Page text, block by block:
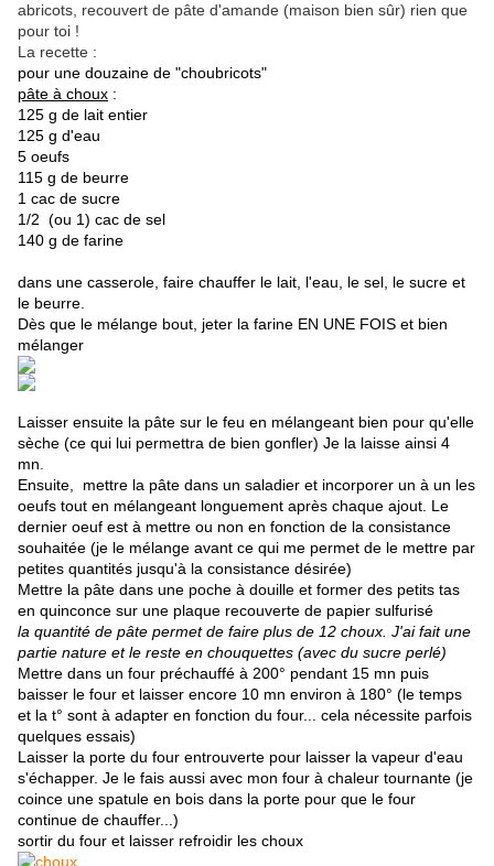
abricots, recouvert de pâte d'amande (maison bien sûr) rien que
pour toi !
La recette :
pour une douzaine de "choubricots"
pâte à choux :
125 g de lait entier
125 g d'eau
5 oeufs
115 g de beurre
1 cac de sucre
1/2 (ou 1) cac de sel
140 g de farine
dans une casserole, faire chauffer le lait, l'eau, le sel, le sucre et
le beurre.
Dès que le mélange bout, jeter la farine EN UNE FOIS et bien
mélanger
Laisser ensuite la pâte sur le feu en mélangeant bien pour qu'elle
sèche (ce qui lui permettra de bien gonfler) Je la laisse ainsi 4
mn
Ensuite, mettre la pâte dans un saladier et incorporer un à un les
oeufs tout en mélangeant longuement après chaque ajout. Le
dernier oeuf est à mettre ou non en fonction de la consistance
souhaitée (je le mélange avant ce qui me permet de le mettre par
petites quantités jusqu'à la consistance désirée)
Mettre la pâte dans une poche à douille et former des petits tas
en quinconce sur une plaque recouverte de papier sulfurisé
la quantité de pâte permet de faire plus de 12 choux. J'ai fait une
partie nature et le reste en chouquettes (avec du sucre perlé)
Mettre dans un four préchauffé à 200° pendant 15 mn puis
baisser le four et laisser encore 10 mn environ à 180° (le temps
et la t° sont à adapter en fonction du four... cela nécessite parfois
quelques essais)
Laisser la porte du four entrouverte pour laisser la vapeur d'eau
s'échapper. Je le fais aussi avec mon four à chaleur tournante (je
coince une spatule en bois dans la porte pour que le four
continue de chauffer...)
sortir du four et laisser refroidir les choux